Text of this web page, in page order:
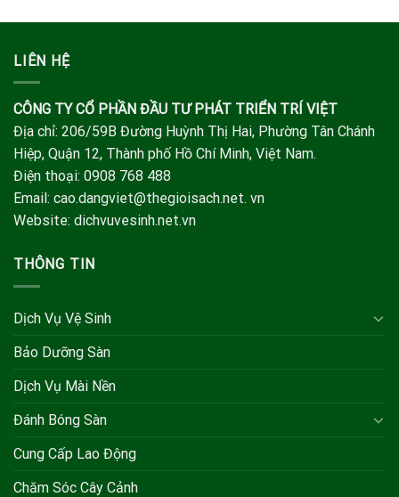
LIÊN HỆ
CÔNG TY CỔ PHẦN ĐẦU TƯ PHÁT TRIỂN TRÍ VIỆT
Địa chỉ: 206/59B Đường Huỳnh Thị Hai, Phường Tân Chánh
Hiệp, Quận 12, Thành phố Hồ Chí Minh, Việt Nam.
Điện thoại: 0908 768 488
Email: cao.dangviet@thegioisach.net. vn
Website: dichvuvesinh.net.vn
THÔNG TIN
Dịch Vụ Vệ Sinh
Bảo Dưỡng Sàn
Dịch Vụ Mài Nền
Đánh Bóng Sàn
Cung Cấp Lao Động
Chăm Sóc Cây Cảnh